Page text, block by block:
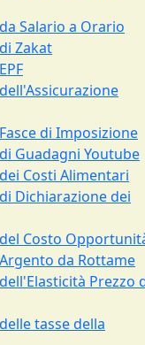
Salario a Orario
Zakat
di Imposizione
Guadagni Youtube
Costi Alimentari
Dichiarazione dei
Costo
da Rottame
Prezzo
tasse della